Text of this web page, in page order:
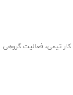
کار تیمی، فعالیت گروهی